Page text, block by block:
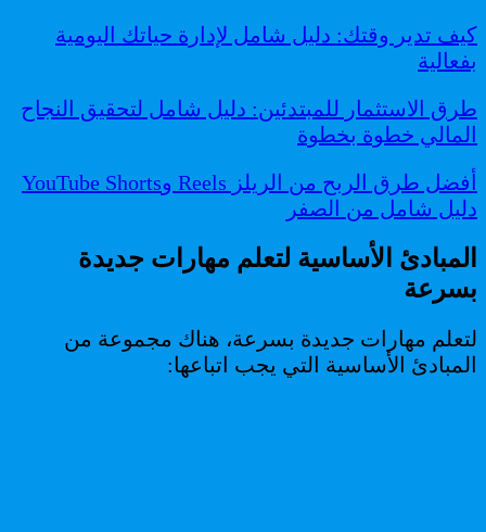
كيف تدير وقتك: دليل شامل لإدارة حياتك اليومية
بفعالية
طرق الاستثمار للمبتدئين: دليل شامل لتحقيق النجاح
المالي خطوة بخطوة
أفضل طرق الربح من الريلز Reels وYouTube Shorts
دليل شامل من الصفر
المبادئ الأساسية لتعلم مهارات جديدة
بسرعة
لتعلم مهارات جديدة بسرعة، هناك مجموعة من
المبادئ الأساسية التي يجب اتباعها: